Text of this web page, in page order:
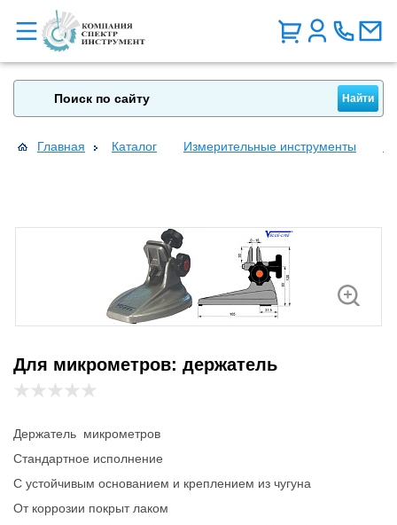
Главная Каталог Измерительные инструменты
Для микрометров: держатель
Держатель микрометров
Стандартное исполнение
С устойчивым основанием и креплением из чугуна
От коррозии покрыт лаком